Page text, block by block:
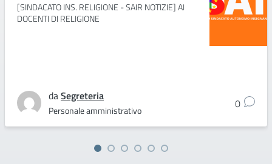
[SINDACATO INS. RELIGIONE - SAIR NOTIZIE] AI
DOCENTI DI RELIGIONE
daSegreteria
Personale amministrativo 0